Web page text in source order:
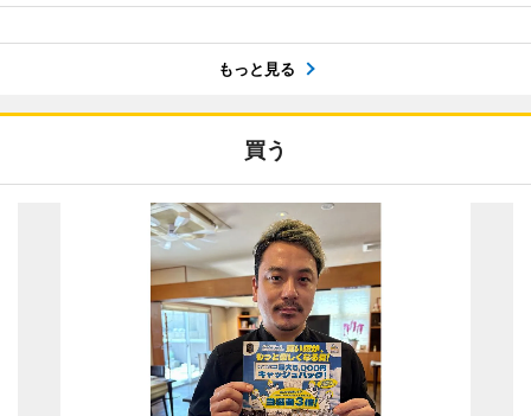
もっと見る
買う